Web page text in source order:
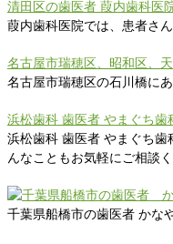
清田区の歯医者 葭内歯科医
葭内歯科医院では、患者さ
名古屋市瑞穂区、昭和区、
名古屋市瑞穂区の石川橋に
浜松歯科 歯医者 やまぐち歯
浜松歯科 歯医者 やまぐち
んなこともお気軽にご相談
千葉県船橋市の歯医者 かな